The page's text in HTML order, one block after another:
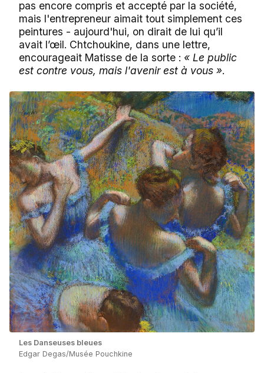
pas encore compris et accepté par la société,
mais l'entrepreneur aimait tout simplement ces
peintures - aujourd'hui, on dirait de lui qu’il
avait l’œil. Chtchoukine, dans une lettre,
encourageait Matisse de la sorte : « Le public
est contre vous, mais l'avenir est à vous ».
Les Danseuses bleues
Edgar Degas/Musée Pouchkine